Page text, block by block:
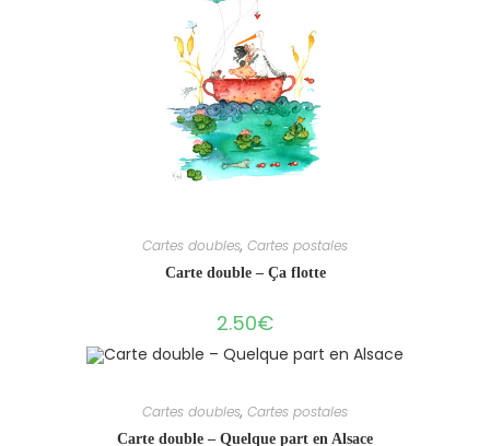
Cartes doubles, Cartes postales
Carte double – Ça flotte
2.50€
Cartes doubles, Cartes postales
Carte double – Quelque part en Alsace